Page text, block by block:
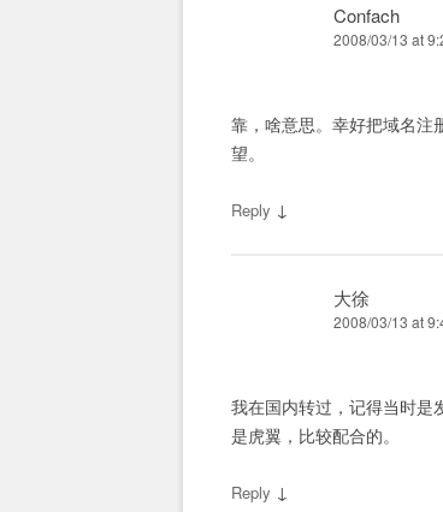
Confach
2008/03/13 at
靠，啥意思。幸好把域名注
望。
Reply ↓
大徐
2008/03/13 at
我在国内转过，记得当时是
是虎翼，比较配合的。
Reply ↓